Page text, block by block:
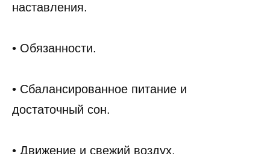
наставления.
• Обязанности.
• Сбалансированное питание и
достаточный сон.
• Движение и свежий воздух.